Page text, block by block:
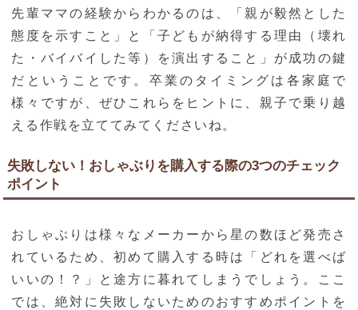
先輩ママの経験からわかるのは、「親が毅然とした
態度を示すこと」と「子どもが納得する理由（壊れ
た・バイバイした等）を演出すること」が成功の鍵
だということです。卒業のタイミングは各家庭で
様々ですが、ぜひこれらをヒントに、親子で乗り越
える作戦を立ててみてくださいね。
失敗しない！おしゃぶりを購入する際の3つのチェック
ポイント
おしゃぶりは様々なメーカーから星の数ほど発売さ
れているため、初めて購入する時は「どれを選べば
いいの！？」と途方に暮れてしまうでしょう。ここ
では、絶対に失敗しないためのおすすめポイントを